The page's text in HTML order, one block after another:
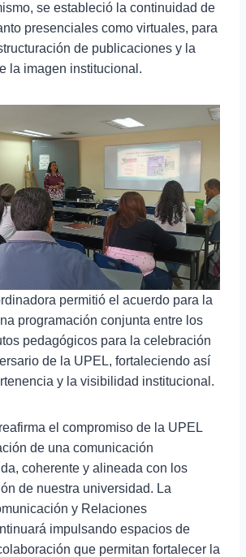
se estableció la continuidad de
presenciales como virtuales, para
de publicaciones y la
la imagen institucional.
permitió el acuerdo para la
programación conjunta entre los
pedagógicos para la celebración
de la UPEL, fortaleciendo así
y la visibilidad institucional.
el compromiso de la UPEL
de una comunicación
coherente y alineada con los
de nuestra universidad. La
y Relaciones
impulsando espacios de
que permitan fortalecer la